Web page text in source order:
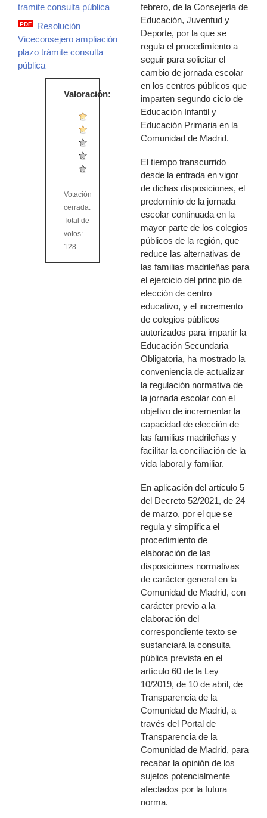
tramite consulta pública
PDF
Resolución
Viceconsejero ampliación
plazo trámite consulta
pública
Valoración:
Votación
cerrada.
Total de
votos:
128
febrero, de la Consejería de
Educación, Juventud y
Deporte, por la que se
regula el procedimiento a
seguir para solicitar el
cambio de jornada escolar
en los centros públicos que
imparten segundo ciclo de
Educación Infantil y
Educación Primaria en la
Comunidad de Madrid.
El tiempo transcurrido
desde la entrada en vigor
de dichas disposiciones, el
predominio de la jornada
escolar continuada en la
mayor parte de los colegios
públicos de la región, que
reduce las alternativas de
las familias madrileñas para
el ejercicio del principio de
elección de centro
educativo, y el incremento
de colegios públicos
autorizados para impartir la
Educación Secundaria
Obligatoria, ha mostrado la
conveniencia de actualizar
la regulación normativa de
la jornada escolar con el
objetivo de incrementar la
capacidad de elección de
las familias madrileñas y
facilitar la conciliación de la
vida laboral y familiar.
En aplicación del artículo 5
del Decreto 52/2021, de 24
de marzo, por el que se
regula y simplifica el
procedimiento de
elaboración de las
disposiciones normativas
de carácter general en la
Comunidad de Madrid, con
carácter previo a la
elaboración del
correspondiente texto se
sustanciará la consulta
pública prevista en el
artículo 60 de la Ley
10/2019, de 10 de abril, de
Transparencia de la
Comunidad de Madrid, a
través del Portal de
Transparencia de la
Comunidad de Madrid, para
recabar la opinión de los
sujetos potencialmente
afectados por la futura
norma.